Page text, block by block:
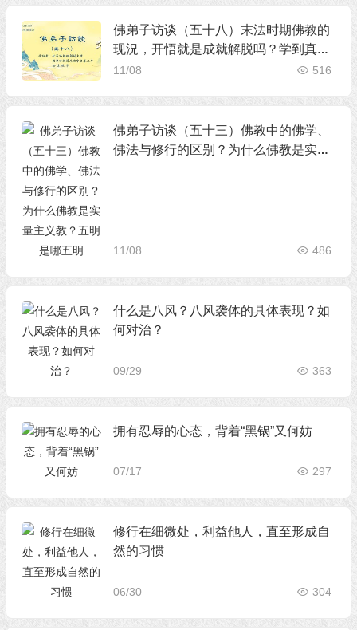
佛弟子访谈（五十八）末法时期佛教的
现況，开悟就是成就解脱吗？学到真正
的佛法有多重要
11/08 516
佛弟子访谈（五十三）佛教中的佛学、
佛法与修行的区别？为什么佛教是实量
11/08 486
什么是八风？八风袭体的具体表现？如
何对治？
09/29 363
拥有忍辱的心态，背着“黑锅”又何妨
07/17 297
修行在细微处，利益他人，直至形成自
然的习惯
06/30 304